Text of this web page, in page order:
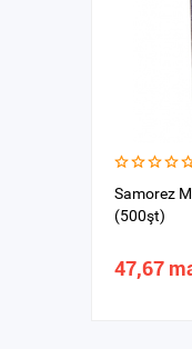
Samorez
(500şt)
47,67